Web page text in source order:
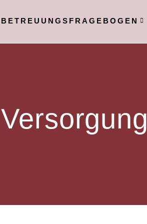
BETREUUNGSFRAGEBOGEN